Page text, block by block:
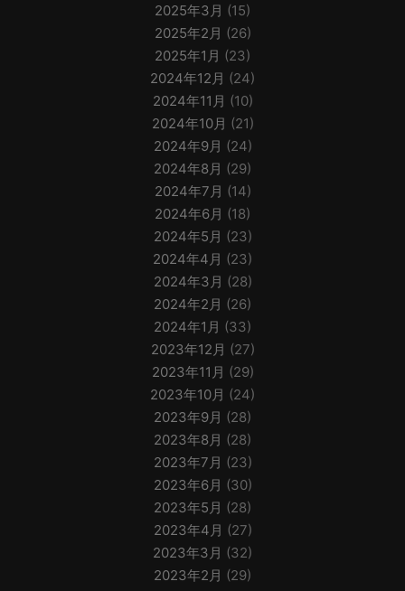
2025年3月 (15)
2025年2月 (26)
2025年1月 (23)
2024年12月 (24)
2024年11月 (10)
2024年10月 (21)
2024年9月 (24)
2024年8月 (29)
2024年7月 (14)
2024年6月 (18)
2024年5月 (23)
2024年4月 (23)
2024年3月 (28)
2024年2月 (26)
2024年1月 (33)
2023年12月 (27)
2023年11月 (29)
2023年10月 (24)
2023年9月 (28)
2023年8月 (28)
2023年7月 (23)
2023年6月 (30)
2023年5月 (28)
2023年4月 (27)
2023年3月 (32)
2023年2月 (29)